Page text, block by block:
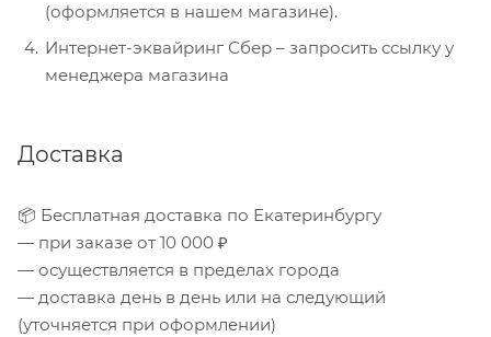
(оформляется в нашем магазине).
Интернет-эквайринг Сбер – запросить ссылку у
менеджера магазина
Доставка
📦 Бесплатная доставка по Екатеринбургу
— при заказе от 10 000 ₽
— осуществляется в пределах города
— доставка день в день или на следующий
(уточняется при оформлении)